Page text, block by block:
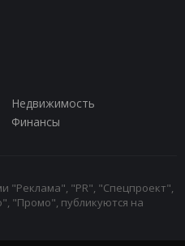
Недвижимость
Финансы
"Реклама", "PR", "Спецпроект",
"Промо", публикуются на